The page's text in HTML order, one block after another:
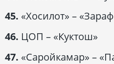
45. «Хосилот» –
46. ЦОП – «Куктош»
47. «Саройкамар» –